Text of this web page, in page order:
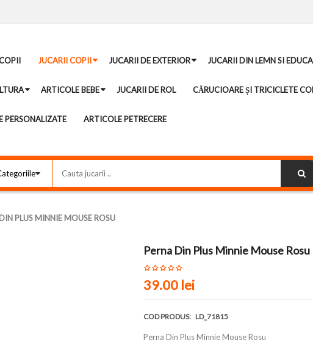
JUCARII COPII JUCARII DE EXTERIOR JUCARII DIN LEMN SI
ARTICOLE BEBE JUCARII DE ROL CĂRUCIOARE ȘI TRICICLETE
PERSONALIZATE ARTICOLE PETRECERE
PLUS MINNIE MOUSE ROSU
Perna Din Plus Minnie Mouse Rosu
39.00 lei
COD PRODUS: LD_71815
Perna Din Plus Minnie Mouse Rosu